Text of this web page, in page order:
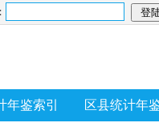
年鉴索引 区县统计年